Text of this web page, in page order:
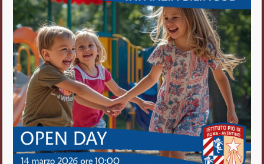
Istituto Pio IX
Roma Aventino
Fratelli delle Scuole Cristiane